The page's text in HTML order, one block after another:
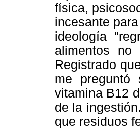
física,
incesante
ideología
alimentos no
Registrado
me preguntó
vitamina B12
de la
que residuos